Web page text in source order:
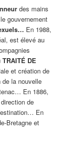
des mains
gouvernement
En 1988,
est élevé au
TRAITÉ DE
et création de
la nouvelle
En 1886,
de
En
Bretagne et